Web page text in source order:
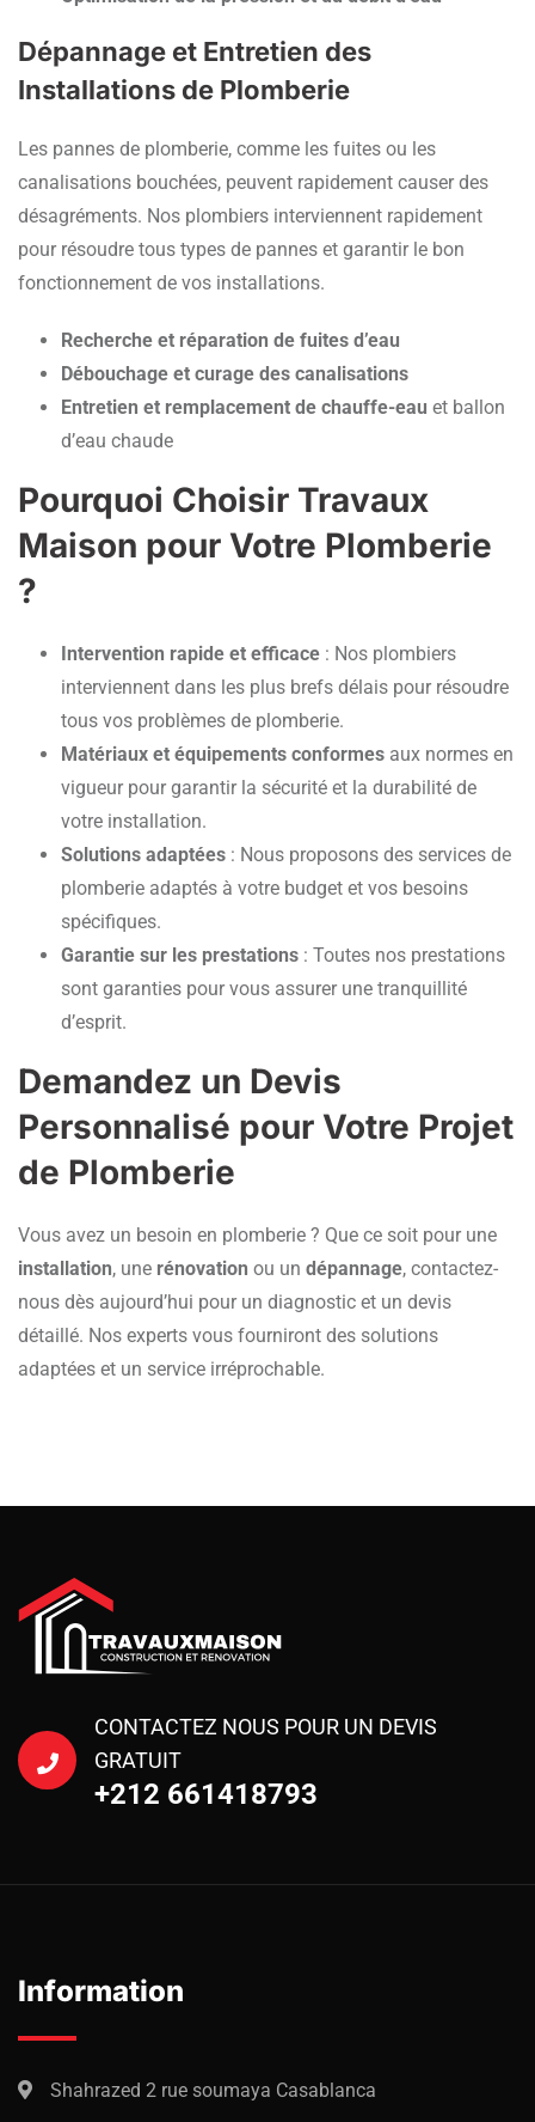
Dépannage et Entretien des
Installations de Plomberie
Les pannes de plomberie, comme les fuites ou les
canalisations bouchées, peuvent rapidement causer des
désagréments. Nos plombiers interviennent rapidement
pour résoudre tous types de pannes et garantir le bon
fonctionnement de vos installations.
Recherche et réparation de fuites d’eau
Débouchage et curage des canalisations
Entretien et remplacement de chauffe-eau et ballon
d’eau chaude
Pourquoi Choisir Travaux
Maison pour Votre Plomberie
?
Intervention rapide et efficace : Nos plombiers
interviennent dans les plus brefs délais pour résoudre
tous vos problèmes de plomberie.
Matériaux et équipements conformes aux normes en
vigueur pour garantir la sécurité et la durabilité de
votre installation.
Solutions adaptées : Nous proposons des services de
plomberie adaptés à votre budget et vos besoins
spécifiques.
Garantie sur les prestations : Toutes nos prestations
sont garanties pour vous assurer une tranquillité
d’esprit.
Demandez un Devis
Personnalisé pour Votre Projet
de Plomberie
Vous avez un besoin en plomberie ? Que ce soit pour une
installation, une rénovation ou un dépannage, contactez-
nous dès aujourd’hui pour un diagnostic et un devis
détaillé. Nos experts vous fourniront des solutions
adaptées et un service irréprochable.
CONTACTEZ NOUS POUR UN DEVIS
GRATUIT
+212 661418793
Information
Shahrazed 2 rue soumaya Casablanca